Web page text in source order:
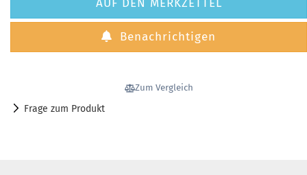
AUF DEN MERKZETTEL
Benachrichtigen
Zum Vergleich
Frage zum Produkt